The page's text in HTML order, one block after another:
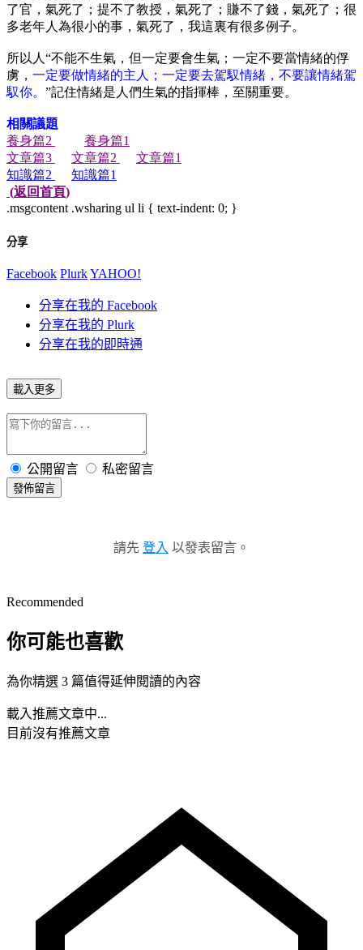
了官，氣死了；提不了教授，氣死了；賺不了錢，氣死了；很
多老年人為很小的事，氣死了，我這裏有很多例子。
所以人 “不能不生氣，但一定要會生氣；一定不要當情緒的俘
虜， 一定要做情緒的主人；一定要去駕馭情緒，不要讓情緒駕
馭你。 ”記住情緒是人們生氣的指揮棒，至關重要。
相關議題
養身篇2 養身篇1
文章篇3 文章篇2 文章篇1
知識篇2 知識篇1
(返回首頁)
.msgcontent .wsharing ul li { text-indent: 0; }
分享
Facebook PlurkYAHOO!
分享在我的 Facebook
分享在我的 Plurk
分享在我的即時通
載入更多
公開留言 私密留言
發佈留言
請先 登入 以發表留言。
Recommended
你可能也喜歡
為你精選 3 篇值得延伸閱讀的內容
載入推薦文章中...
目前沒有推薦文章